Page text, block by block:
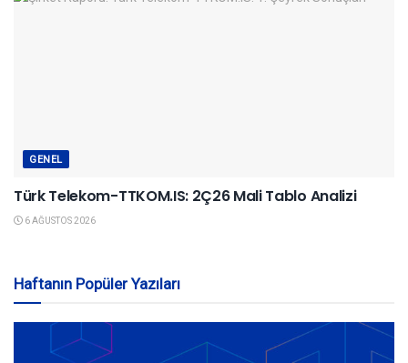
GENEL
Türk Telekom-TTKOM.IS: 2Ç26 Mali Tablo Analizi
6 AĞUSTOS 2026
Haftanın Popüler Yazıları